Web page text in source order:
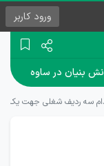
ورود کاربر
بنیان در ساوه
سه ردیف شغلی جهت یک